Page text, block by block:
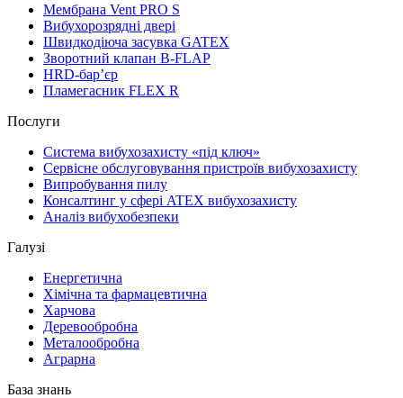
Мембрана Vent PRO S
Вибухорозрядні двері
Швидкодіюча засувка GATEX
Зворотний клапан B-FLAP
HRD-бар’єр
Пламегасник FLEX R
Послуги
Система вибухозахисту «під ключ»
Сервісне обслуговування пристроїв вибухозахисту
Випробування пилу
Консалтинг у сфері ATEX вибухозахисту
Аналіз вибухобезпеки
Галузі
Енергетична
Хімічна та фармацевтична
Харчова
Деревообробна
Металообробна
Аграрна
База знань